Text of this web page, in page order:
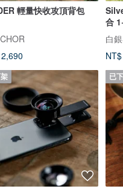
輕量快收攻頂背包
合
白
已